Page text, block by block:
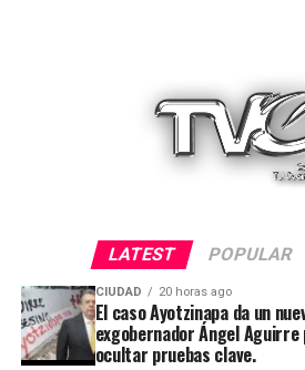
LATEST POPULAR
CIUDAD 20 horas ago
El caso Ayotzinapa da un
exgobernador Ángel
ocultar pruebas clave.